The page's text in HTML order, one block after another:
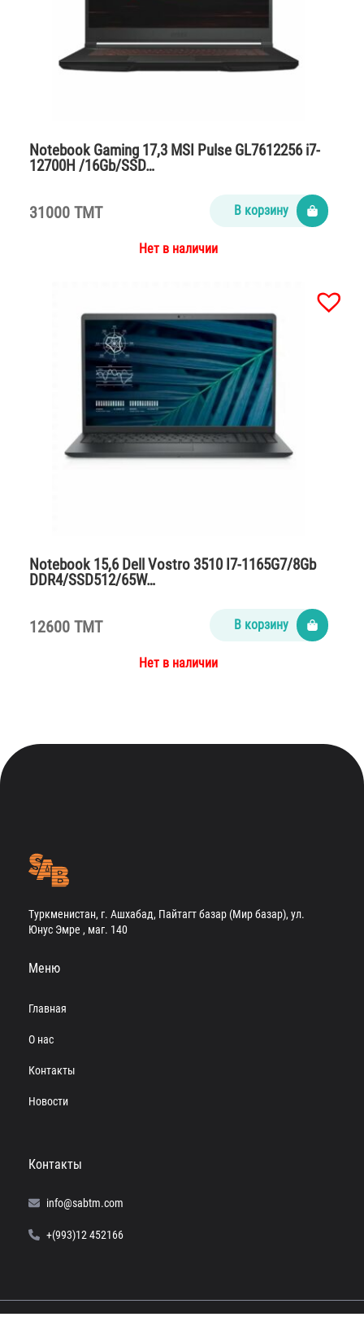
Notebook Gaming 17,3 MSI Pulse GL7612256 i7-
12700H /16Gb/SSD…
31000 TMT В корзину
Нет в наличии
Notebook 15,6 Dell Vostro 3510 I7-1165G7/8Gb
DDR4/SSD512/65W…
12600 TMT В корзину
Нет в наличии
Туркменистан, г. Ашхабад, Пайтагт базар (Мир базар), ул.
Юнус Эмре , маг. 140
Меню
Главная
О нас
Контакты
Новости
Контакты
info@sabtm.com
+(993)12 452166